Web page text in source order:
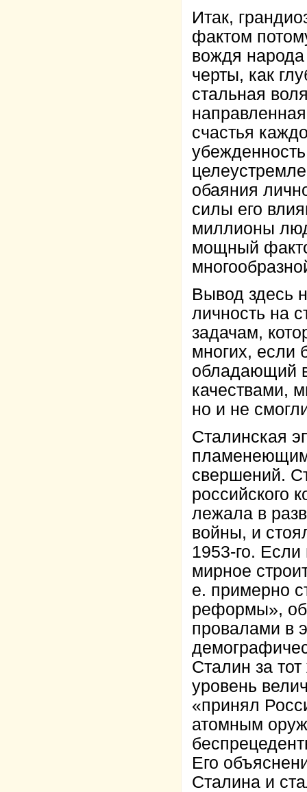
Итак,
фактом
вождя
черты, как
стальная
счастья
обаяния
силы его
миллионы
мощный
Вывод здесь
личность на
задачам,
многих, если
обладающий
качествами,
но и не
Сталинская
пламенеющим
свершений.
российского
лежала в
войны, и
1953-го. Если
мирное
е. примерно
реформы»,
провалами в
Сталин за
уровень
«принял
атомным
Его
Сталина и